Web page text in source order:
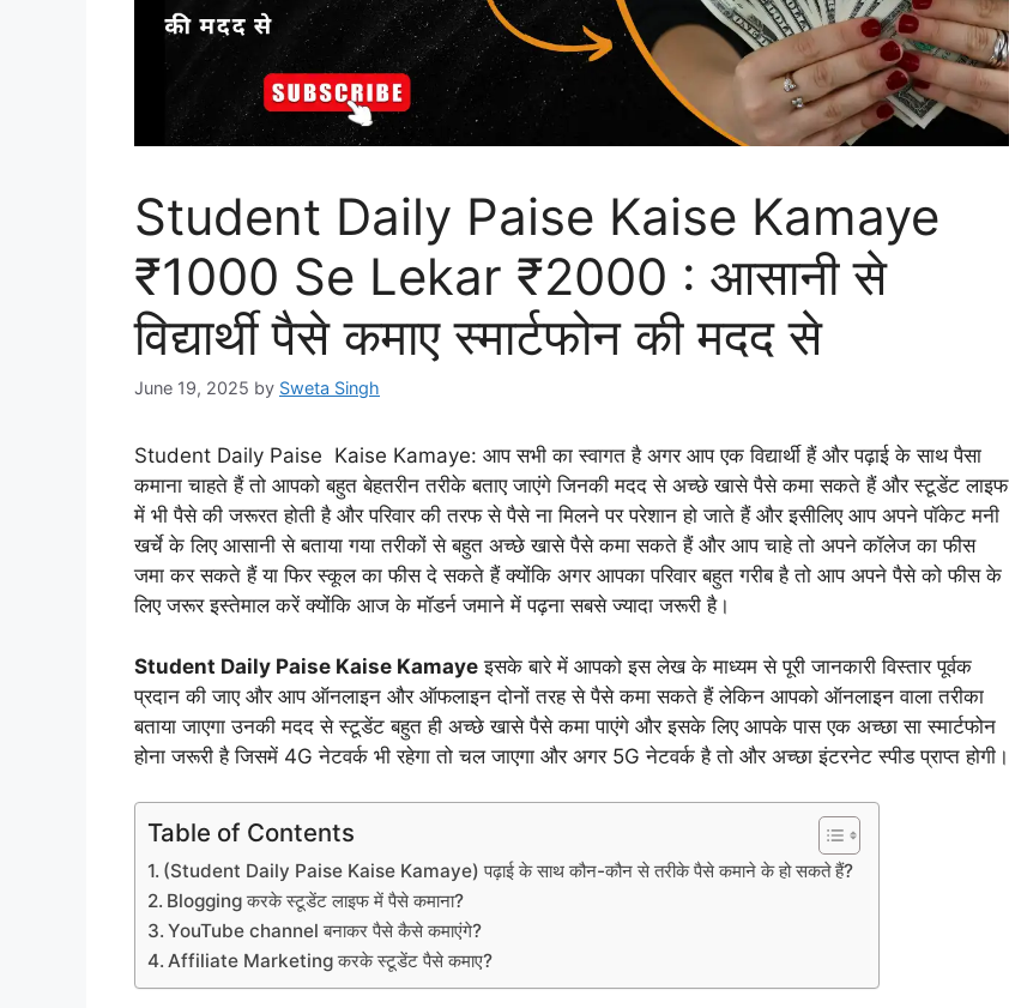
Student Daily Paise Kaise Kamaye
₹1000 Se Lekar ₹2000 : आसानी से
विद्यार्थी पैसे कमाए स्मार्टफोन की मदद से
June 19, 2025 by Sweta Singh
Student Daily Paise Kaise Kamaye: आप सभी का स्वागत है अगर आप एक विद्यार्थी हैं और पढ़ाई के साथ पैसा
कमाना चाहते हैं तो आपको बहुत बेहतरीन तरीके बताए जाएंगे जिनकी मदद से अच्छे खासे पैसे कमा सकते हैं और स्टूडेंट लाइफ
में भी पैसे की जरूरत होती है और परिवार की तरफ से पैसे ना मिलने पर परेशान हो जाते हैं और इसीलिए आप अपने पॉकेट मनी
खर्चे के लिए आसानी से बताया गया तरीकों से बहुत अच्छे खासे पैसे कमा सकते हैं और आप चाहे तो अपने कॉलेज का फीस
जमा कर सकते हैं या फिर स्कूल का फीस दे सकते हैं क्योंकि अगर आपका परिवार बहुत गरीब है तो आप अपने पैसे को फीस के
लिए जरूर इस्तेमाल करें क्योंकि आज के मॉडर्न जमाने में पढ़ना सबसे ज्यादा जरूरी है।
Student Daily Paise Kaise Kamaye इसके बारे में आपको इस लेख के माध्यम से पूरी जानकारी विस्तार पूर्वक
प्रदान की जाए और आप ऑनलाइन और ऑफलाइन दोनों तरह से पैसे कमा सकते हैं लेकिन आपको ऑनलाइन वाला तरीका
बताया जाएगा उनकी मदद से स्टूडेंट बहुत ही अच्छे खासे पैसे कमा पाएंगे और इसके लिए आपके पास एक अच्छा सा स्मार्टफोन
होना जरूरी है जिसमें 4G नेटवर्क भी रहेगा तो चल जाएगा और अगर 5G नेटवर्क है तो और अच्छा इंटरनेट स्पीड प्राप्त होगी।
Table of Contents
(Student Daily Paise Kaise Kamaye) पढ़ाई के साथ कौन-कौन से तरीके पैसे कमाने के हो सकते हैं?
Blogging करके स्टूडेंट लाइफ में पैसे कमाना?
YouTube channel बनाकर पैसे कैसे कमाएंगे?
Affiliate Marketing करके स्टूडेंट पैसे कमाए?